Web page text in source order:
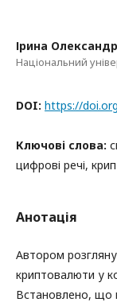
Ірина
Національний
DOI: https://
Ключові слова:
цифрові речі,
Анотація
Автором
криптовалюти у
Встановлено, що